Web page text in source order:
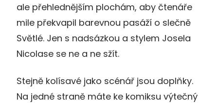
ale přehlednějším plochám, aby čtenáře
mile překvapil barevnou pasáží o slečně
Světlé. Jen s nadsázkou a stylem Josela
Nicolase se ne a ne sžít.
Stejně kolísavé jako scénář jsou doplňky.
Na jedné straně máte ke komiksu výtečný